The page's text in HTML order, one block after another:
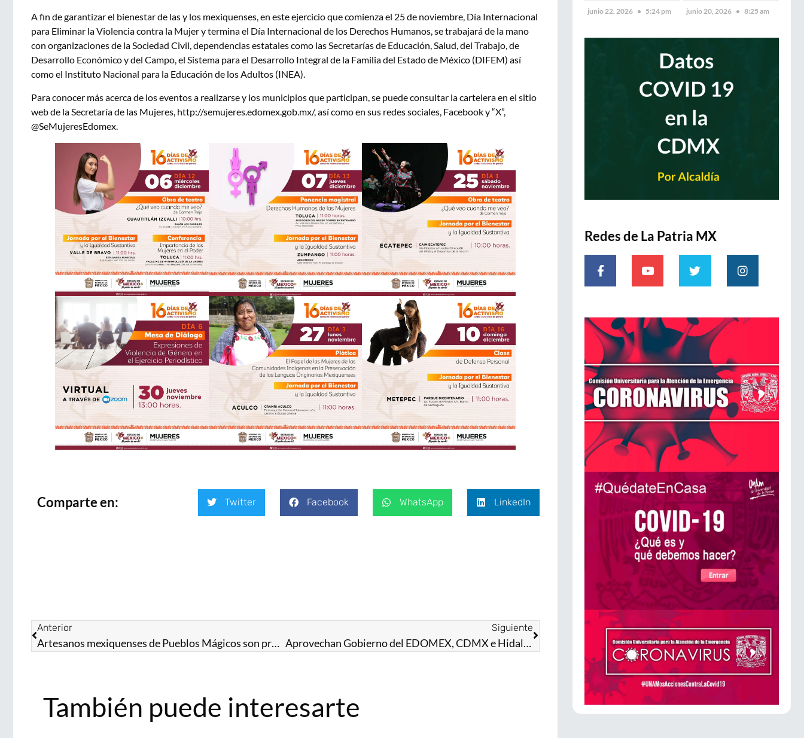
A fin de garantizar el bienestar de las y los mexiquenses, en este ejercicio que comienza el 25 de noviembre, Día Internacional
para Eliminar la Violencia contra la Mujer y termina el Día Internacional de los Derechos Humanos, se trabajará de la mano
con organizaciones de la Sociedad Civil, dependencias estatales como las Secretarías de Educación, Salud, del Trabajo, de
Desarrollo Económico y del Campo, el Sistema para el Desarrollo Integral de la Familia del Estado de México (DIFEM) así
como el Instituto Nacional para la Educación de los Adultos (INEA).
Para conocer más acerca de los eventos a realizarse y los municipios que participan, se puede consultar la cartelera en el sitio
web de la Secretaría de las Mujeres, http://semujeres.edomex.gob.mx/, así como en sus redes sociales, Facebook y “X”,
@SeMujeresEdomex.
Comparte en: Twitter Facebook WhatsApp LinkedIn
Anterior
Artesanos mexiquenses de Pueblos Mágicos son promotores de la identidad y tradiciones del Estado de México en Tianguis Nacional
Siguiente
Aprovechan Gobierno del EDOMEX, CDMX e Hidalgo ubicación del AIFA; impulsan corredor logístico industrial para fomentar economía de la región
También puede interesarte
junio 22, 2026 5:24 pm junio 20, 2026 8:25 am
Redes de La Patria MX